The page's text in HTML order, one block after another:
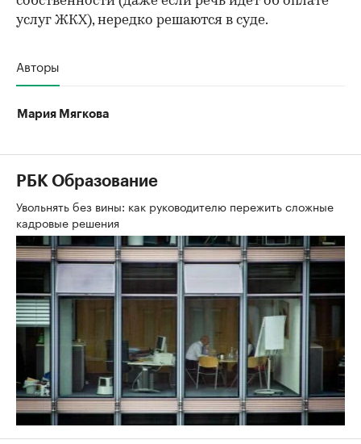
услуг ЖКХ), нередко решаются в суде.
Авторы
Мария Мягкова
РБК Образование
Увольнять без вины: как руководителю пережить сложные
кадровые решения